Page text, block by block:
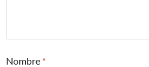
Nombre *